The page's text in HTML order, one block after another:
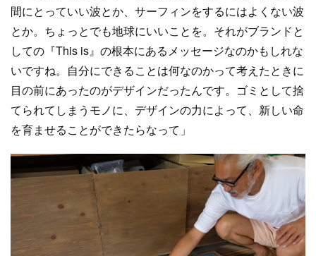
間にとっていい波とか、サーフィンをするにはよくない波
とか。ちょっとでも地球にいいことを。それがブランドと
しての『This is』の根本にあるメッセージなのかもしれな
いですね。自分にできることは何なのかって考えたときに
目の前にあったのがデザインだったんです。ゴミとして捨
てられてしまうモノに、デザインの力によって、新しい命
を育ませることができたらなって」